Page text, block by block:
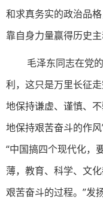
和求真务实的政治品
靠自身力量赢得历史主
毛泽东同志在党
利，这只是万里长征
地保持谦虚、谨慎、
地保持艰苦奋斗的作
“中国搞四个现代化，
薄，教育、科学、文
艰苦奋斗的过程。”发